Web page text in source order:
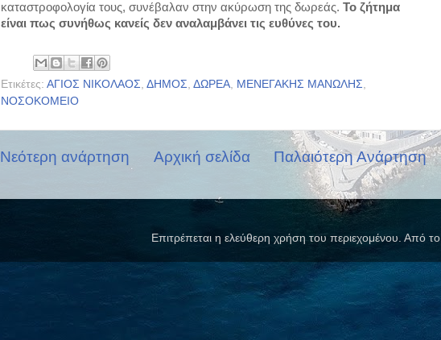
καταστροφολογία τους, συνέβαλαν στην ακύρωση της δωρεάς. Το ζήτημα
είναι πως συνήθως κανείς δεν αναλαμβάνει τις ευθύνες του.
Ετικέτες: ΑΓΙΟΣ ΝΙΚΟΛΑΟΣ ΔΗΜΟΣ ΔΩΡΕΑ ΜΕΝΕΓΑΚΗΣ ΜΑΝΩΛΗΣ
ΝΟΣΟΚΟΜΕΙΟ
Νεότερη ανάρτηση Παλαιότερη Ανάρτηση
Αρχική σελίδα
Επιτρέπεται η ελεύθερη χρήση του περιεχομένου. Από το